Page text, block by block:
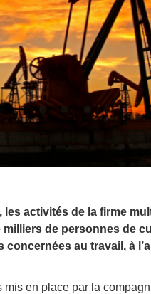
Argentine
Bolivie
Brésil
Cuba
Equateur
librairies
les activités de la firme
de personnes de
au travail, à
en place par la